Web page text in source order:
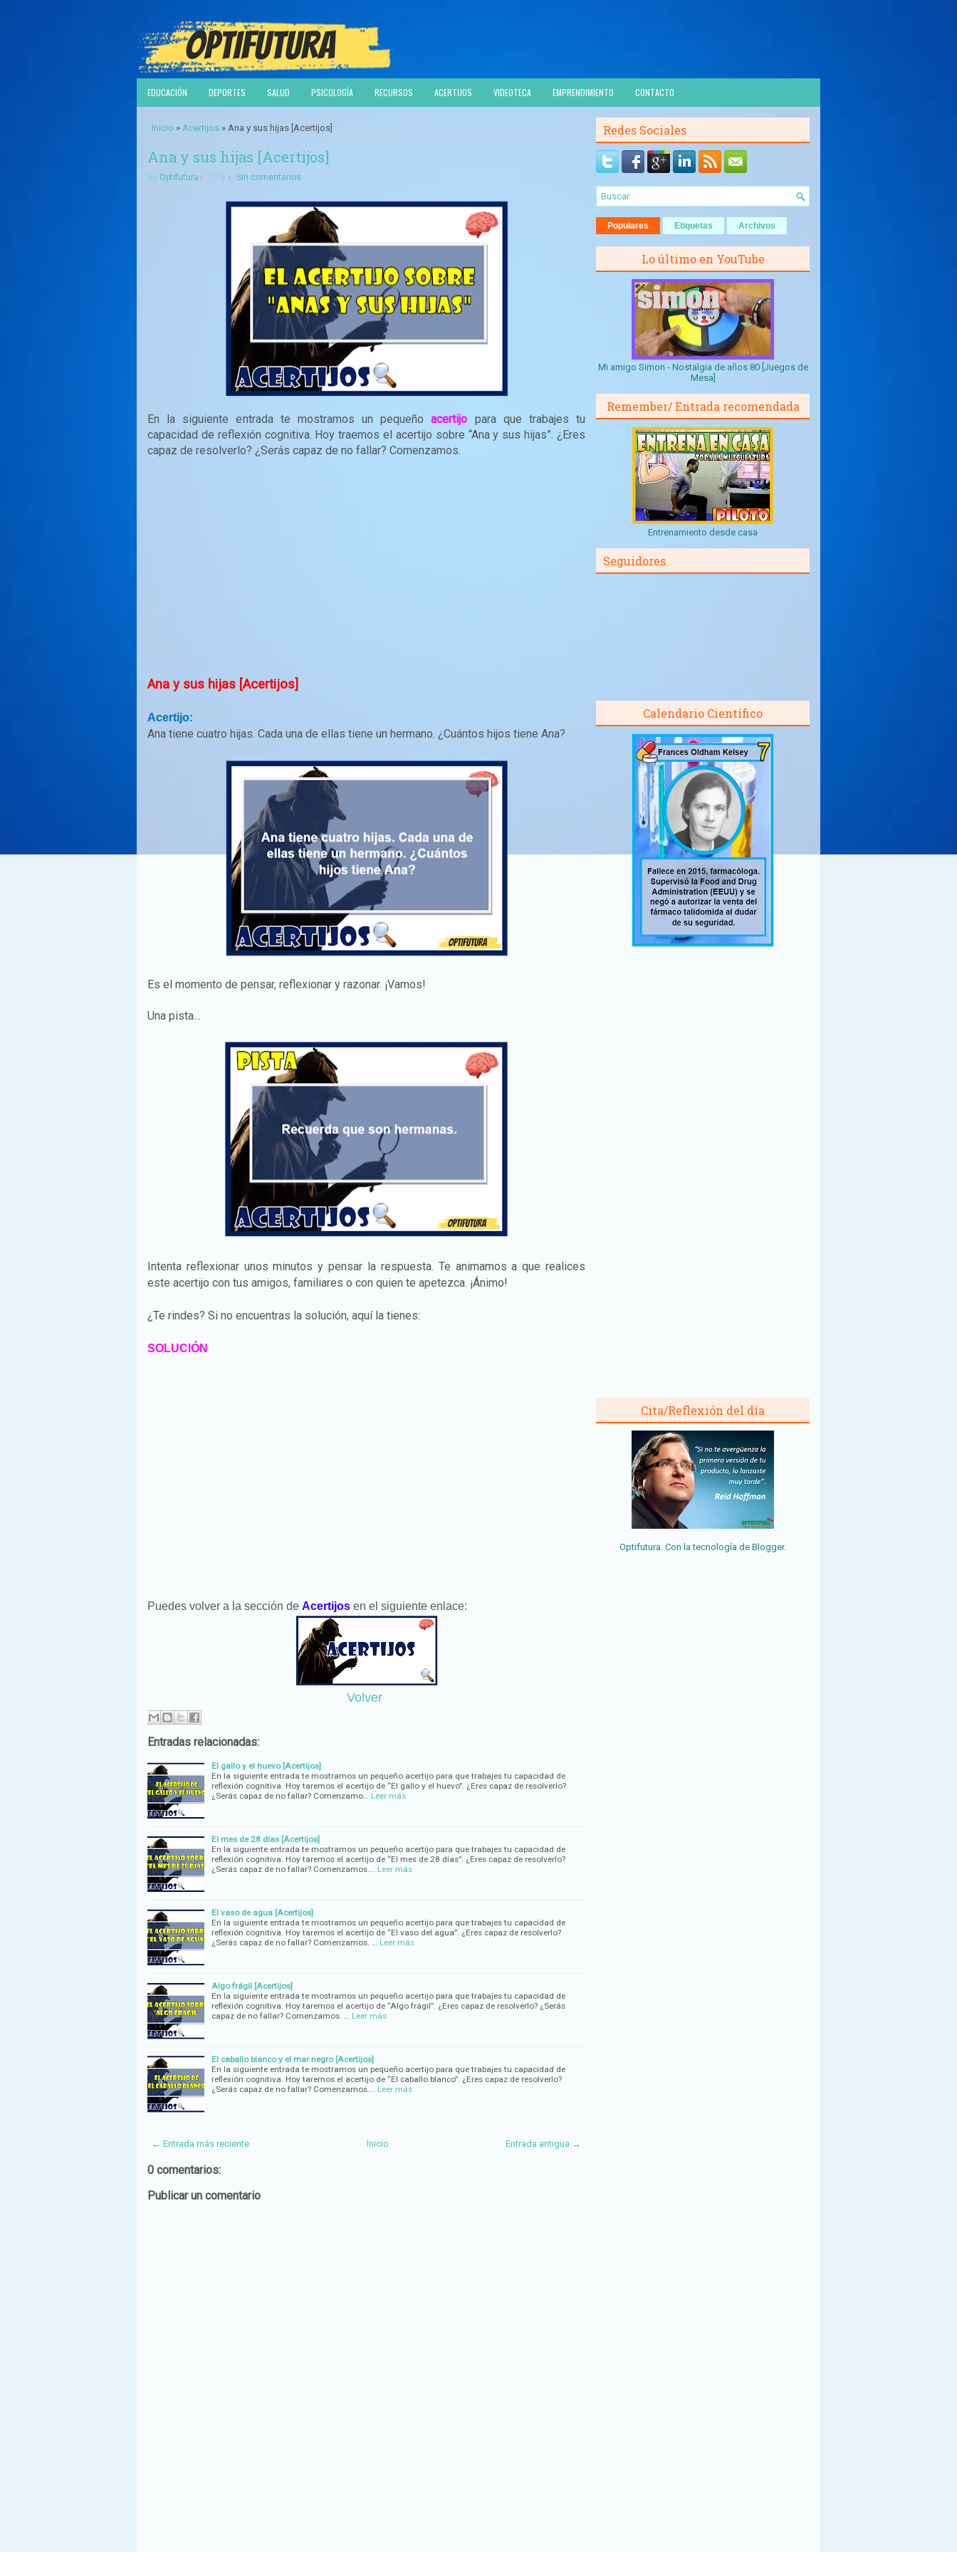
EDUCACIÓN DEPORTES SALUD PSICOLOGÍA RECURSOS ACERTIJOS VIDEOTECA EMPRENDIMIENTO CONTACTO
Inicio » Acertijos » Ana y sus hijas [Acertijos]
Ana y sus hijas [Acertijos]
By Optifutura 7:18 Sin comentarios
En la siguiente entrada te mostramos un pequeñoacertijo para que trabajes tu
capacidad de reflexión cognitiva. Hoy traemos el acertijo sobre “Ana y sus hijas”. ¿Eres
capaz de resolverlo? ¿Serás capaz de no fallar? Comenzamos.
Ana y sus hijas [Acertijos]
Acertijo:
Ana tiene cuatro hijas. Cada una de ellas tiene un hermano. ¿Cuántos hijos tiene Ana?
Es el momento de pensar, reflexionar y razonar. ¡Vamos!
Una pista...
Intenta reflexionar unos minutos y pensar la respuesta. Te animamos a que realices
este acertijo con tus amigos, familiares o con quien te apetezca. ¡Ánimo!
¿Te rindes? Si no encuentras la solución, aquí la tienes:
SOLUCIÓN
Puedes volver a la sección de Acertijos en el siguiente enlace:
Volver
Entradas relacionadas:
El gallo y el huevo [Acertijos]
En la siguiente entrada te mostramos un pequeño acertijo para que trabajes tu capacidad de
reflexión cognitiva. Hoy taremos el acertijo de “El gallo y el huevo”. ¿Eres capaz de resolverlo?
¿Serás capaz de no fallar? Comenzamo…
Leer más
El mes de 28 días [Acertijos]
En la siguiente entrada te mostramos un pequeño acertijo para que trabajes tu capacidad de
reflexión cognitiva. Hoy taremos el acertijo de “El mes de 28 días”. ¿Eres capaz de resolverlo?
¿Serás capaz de no fallar? Comenzamos.…
Leer más
El vaso de agua [Acertijos]
En la siguiente entrada te mostramos un pequeño acertijo para que trabajes tu capacidad de
reflexión cognitiva. Hoy taremos el acertijo de “El vaso del agua”. ¿Eres capaz de resolverlo?
¿Serás capaz de no fallar? Comenzamos. …
Leer más
Algo frágil [Acertijos]
En la siguiente entrada te mostramos un pequeño acertijo para que trabajes tu capacidad de
reflexión cognitiva. Hoy taremos el acertijo de “Algo frágil”. ¿Eres capaz de resolverlo? ¿Serás
capaz de no fallar? Comenzamos. …
Leer más
El caballo blanco y el mar negro [Acertijos]
En la siguiente entrada te mostramos un pequeño acertijo para que trabajes tu capacidad de
reflexión cognitiva. Hoy taremos el acertijo de “El caballo blanco”. ¿Eres capaz de resolverlo?
¿Serás capaz de no fallar? Comenzamos.…
Leer más
← Entrada más reciente Entrada antigua →
Inicio
0 comentarios:
Publicar un comentario
Redes Sociales
Populares Etiquetas Archivos
Lo último en YouTube
Mi amigo Simon - Nostalgia de años 80 [Juegos de
Mesa]
Remember/ Entrada recomendada
Entrenamiento desde casa
Seguidores
Calendario Científico
Cita/Reflexión del día
Optifutura. Con la tecnología de Blogger.